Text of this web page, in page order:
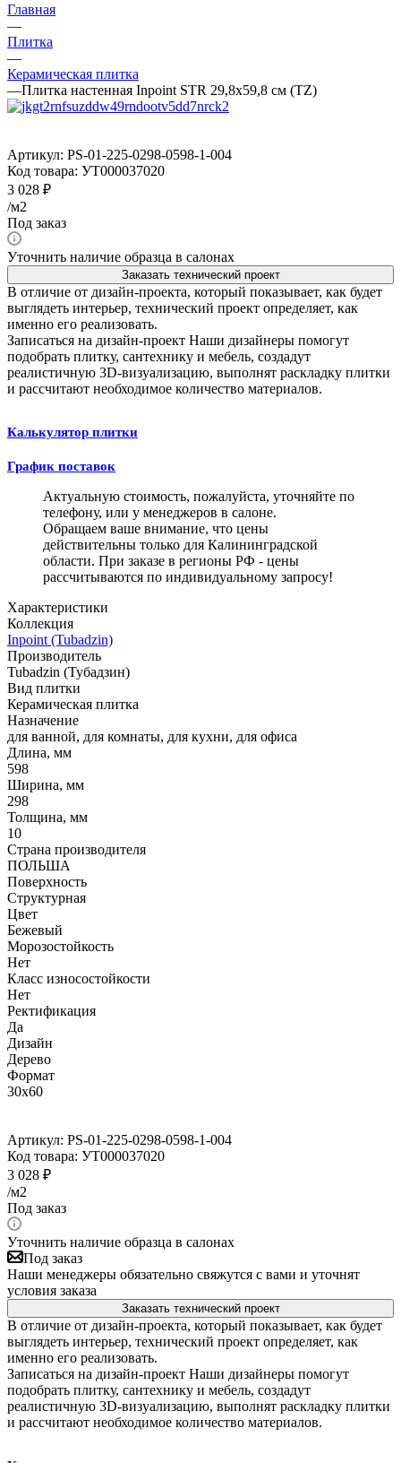
Главная
—
Плитка
—
Керамическая плитка
—Плитка настенная Inpoint STR 29,8x59,8 см (TZ)
Артикул: PS-01-225-0298-0598-1-004
Код товара: УТ000037020
3 028 ₽
/м2
Под заказ
Уточнить наличие образца в салонах
Заказать технический проект
В отличие от дизайн-проекта, который показывает, как будет
выглядеть интерьер, технический проект определяет, как
именно его реализовать.
Записаться на дизайн-проект Наши дизайнеры помогут
подобрать плитку, сантехнику и мебель, создадут
реалистичную 3D-визуализацию, выполнят раскладку плитки
и рассчитают необходимое количество материалов.
Калькулятор плитки
График поставок
Актуальную стоимость, пожалуйста, уточняйте по
телефону, или у менеджеров в салоне.
Обращаем ваше внимание, что цены
действительны только для Калининградской
области. При заказе в регионы РФ - цены
рассчитываются по индивидуальному запросу!
Характеристики
Коллекция
Inpoint (Tubadzin)
Производитель
Tubadzin (Тубадзин)
Вид плитки
Керамическая плитка
Назначение
для ванной, для комнаты, для кухни, для офиса
Длина, мм
598
Ширина, мм
298
Толщина, мм
10
Страна производителя
ПОЛЬША
Поверхность
Структурная
Цвет
Бежевый
Морозостойкость
Нет
Класс износостойкости
Нет
Ректификация
Да
Дизайн
Дерево
Формат
30x60
Артикул: PS-01-225-0298-0598-1-004
Код товара: УТ000037020
3 028 ₽
/м2
Под заказ
Уточнить наличие образца в салонах
Под заказ
Наши менеджеры обязательно свяжутся с вами и уточнят
условия заказа
Заказать технический проект
В отличие от дизайн-проекта, который показывает, как будет
выглядеть интерьер, технический проект определяет, как
именно его реализовать.
Записаться на дизайн-проект Наши дизайнеры помогут
подобрать плитку, сантехнику и мебель, создадут
реалистичную 3D-визуализацию, выполнят раскладку плитки
и рассчитают необходимое количество материалов.